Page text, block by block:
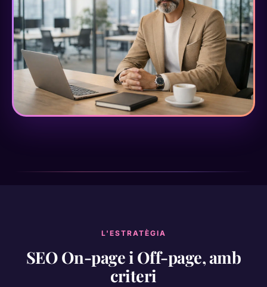
L'ESTRATÈGIA
SEO On-page i Off-page, amb
criteri